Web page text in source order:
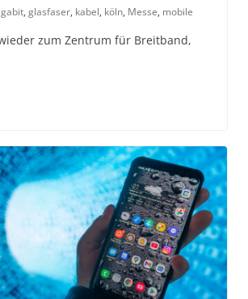
, glasfaser, kabel, köln, Messe, mobile
zum Zentrum für Breitband,